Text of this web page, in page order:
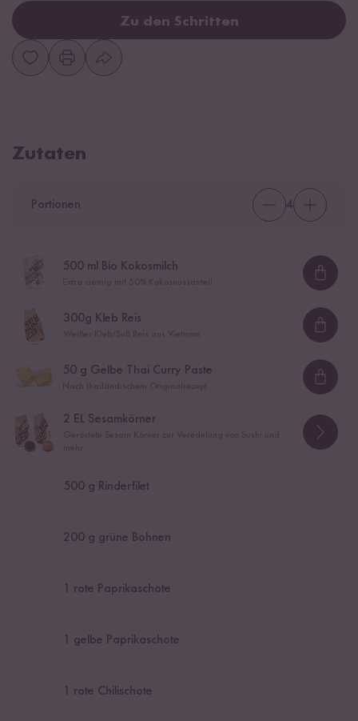
Zu den Schritten
Zutaten
Portionen 4
500 ml Bio Kokosmilch
300g Kleb Reis
50 g Gelbe Thai Curry Paste
2 EL Sesamkörner
500 g Rinderfilet
200 g grüne Bohnen
rote Paprikaschote
gelbe Paprikaschote
rote Chilischote